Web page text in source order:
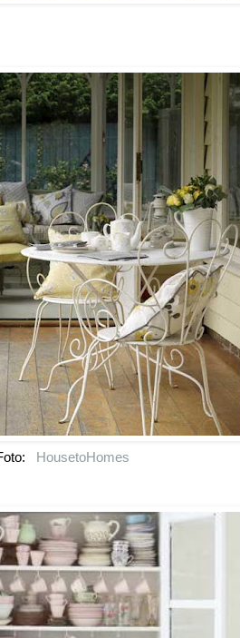
HousetoHomes